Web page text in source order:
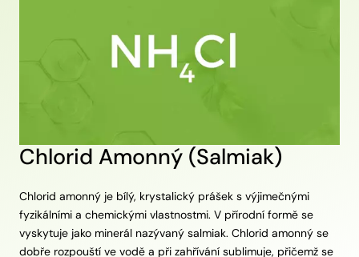
Chlorid Amonný (Salmiak)
Chlorid amonný je bílý, krystalický prášek s výjimečnými
fyzikálními a chemickými vlastnostmi. V přírodní formě se
vyskytuje jako minerál nazývaný salmiak. Chlorid amonný se
dobře rozpouští ve vodě a při zahřívání sublimuje, přičemž se